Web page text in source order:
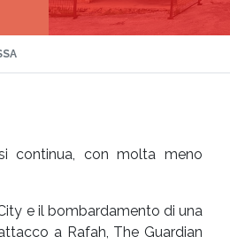
continua, con molta meno
e il bombardamento di una
a Rafah, The Guardian